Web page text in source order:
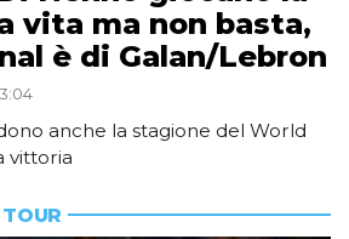
vita ma non basta,
è di Galan/Lebron
anche la stagione del World
vittoria